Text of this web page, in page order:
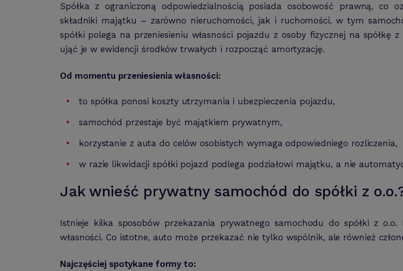
Spółka z ograniczoną odpowiedzialnością posiada osobowość prawną, co
składniki majątku – zarówno nieruchomości, jak i ruchomości, w tym
spółki polega na przeniesieniu własności pojazdu z osoby fizycznej na spółkę
ująć je w ewidencji środków trwałych i rozpocząć amortyzację.
Od momentu przeniesienia własności:
to spółka ponosi koszty utrzymania i ubezpieczenia pojazdu,
samochód przestaje być majątkiem prywatnym,
korzystanie z auta do celów osobistych wymaga odpowiedniego rozliczenia,
w razie likwidacji spółki pojazd podlega podziałowi majątku, a nie
Jak wnieść prywatny samochód do spółki z
Istnieje kilka sposobów przekazania prywatnego samochodu do spółki z
własności. Co istotne, auto może przekazać nie tylko wspólnik, ale również
Najczęściej spotykane formy to: